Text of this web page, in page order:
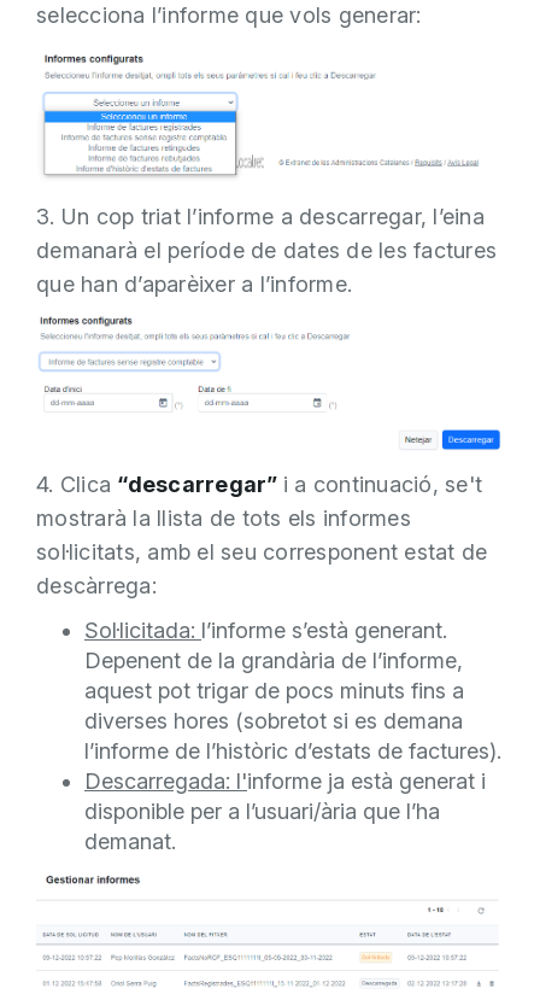
selecciona l’informe que vols generar:
3. Un cop triat l’informe a descarregar, l’eina
demanarà el període de dates de les factures
que han d’aparèixer a l’informe.
4. Clica “descarregar” i a continuació, se't
mostrarà la llista de tots els informes
sol·licitats, amb el seu corresponent estat de
descàrrega:
Sol·licitada: l’informe s’està generant.
Depenent de la grandària de l’informe,
aquest pot trigar de pocs minuts fins a
diverses hores (sobretot si es demana
l’informe de l’històric d’estats de factures).
Descarregada: l'informe ja està generat i
disponible per a l’usuari/ària que l’ha
demanat.